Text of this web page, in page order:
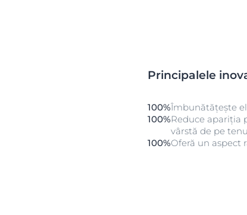
Principalele
100%Îmbunătățește
100%Reduce apariția
vârstă de pe
100%Oferă un aspect